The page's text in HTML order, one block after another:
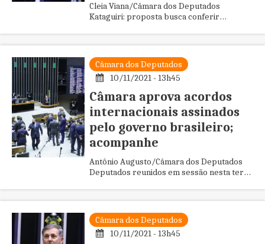
Cleia Viana/Câmara dos Deputados
Kataguiri: proposta busca conferir
Câmara dos Deputados
10/11/2021 - 13h45
Câmara aprova acordos
internacionais assinados
pelo governo brasileiro;
acompanhe
Antônio Augusto/Câmara dos Deputados
Deputados reunidos em sessão nesta terça
Câmara dos Deputados
10/11/2021 - 13h45